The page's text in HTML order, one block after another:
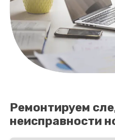
Ремонт
750
Замена
Настройка ОС
Ремонтируем
неисправности